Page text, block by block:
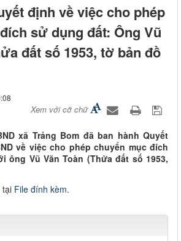
định về việc cho phép
sử dụng đất: Ông Vũ
đất số 1953, tờ bản đồ
Xem với cỡ chữ
xã Trảng Bom đã ban hành Quyết
về việc cho phép chuyển mục đích
ông Vũ Văn Toàn (Thửa đất số 1953,
tại File đính kèm.